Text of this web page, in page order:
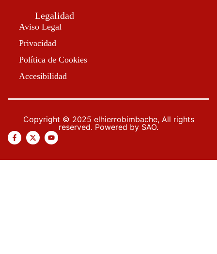
Legalidad
Aviso Legal
Privacidad
Política de Cookies
Accesibilidad
Copyright © 2025 elhierrobimbache, All rights
reserved. Powered by SAO.